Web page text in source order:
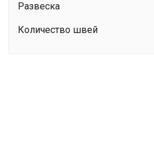
Развеска
Количество швей